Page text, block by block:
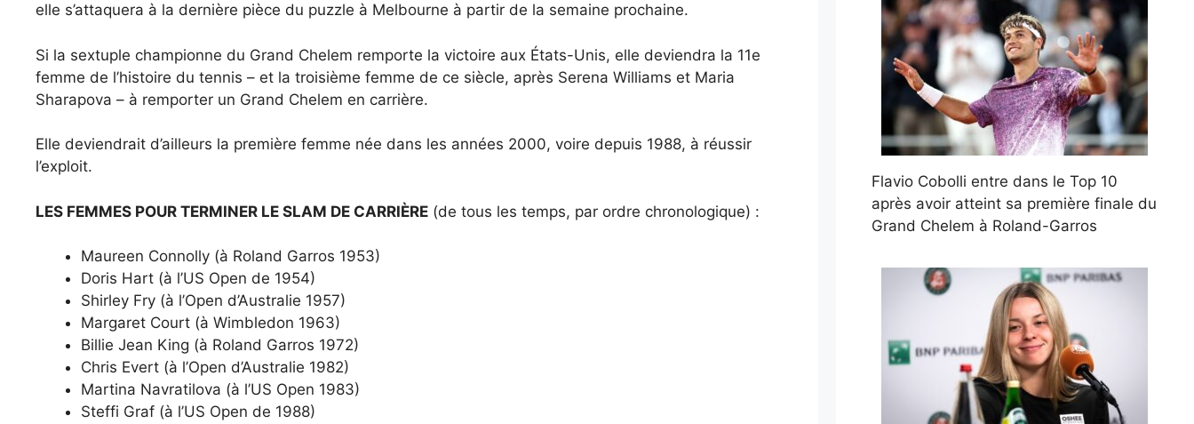
elle s’attaquera à la dernière pièce du puzzle à Melbourne à partir de la semaine prochaine.
Si la sextuple championne du Grand Chelem remporte la victoire aux États-Unis, elle deviendra la 11e
femme de l’histoire du tennis – et la troisième femme de ce siècle, après Serena Williams et Maria
Sharapova – à remporter un Grand Chelem en carrière.
Elle deviendrait d’ailleurs la première femme née dans les années 2000, voire depuis 1988, à réussir
l’exploit.
LES FEMMES POUR TERMINER LE SLAM DE CARRIÈRE (de tous les temps, par ordre chronologique) :
Maureen Connolly (à Roland Garros 1953)
Doris Hart (à l’US Open de 1954)
Shirley Fry (à l’Open d’Australie 1957)
Margaret Court (à Wimbledon 1963)
Billie Jean King (à Roland Garros 1972)
Chris Evert (à l’Open d’Australie 1982)
Martina Navratilova (à l’US Open 1983)
Steffi Graf (à l’US Open de 1988)
Flavio Cobolli entre dans le Top 10
après avoir atteint sa première finale du
Grand Chelem à Roland-Garros